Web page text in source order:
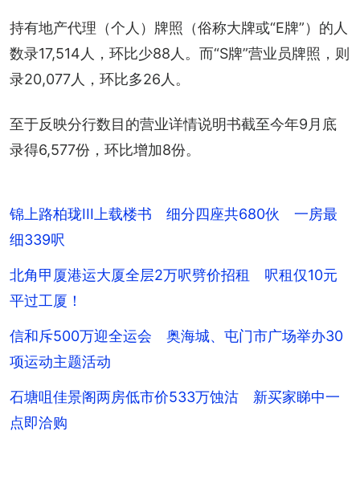
持有地产代理（个人）牌照（俗称大牌或“E牌”）的人
数录17,514人，环比少88人。而“S牌”营业员牌照，则
录20,077人，环比多26人。
至于反映分行数目的营业详情说明书截至今年9月底
录得6,577份，环比增加8份。
锦上路柏珑III上载楼书 细分四座共680伙 一房最
细339呎
北角甲厦港运大厦全层2万呎劈价招租 呎租仅10元
平过工厦！
信和斥500万迎全运会 奥海城、屯门市广场举办30
项运动主题活动
石塘咀佳景阁两房低市价533万蚀沽 新买家睇中一
点即洽购